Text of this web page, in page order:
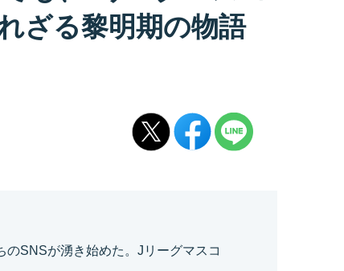
ざる黎明期の物語
SNSが湧き始めた。Jリーグマスコ